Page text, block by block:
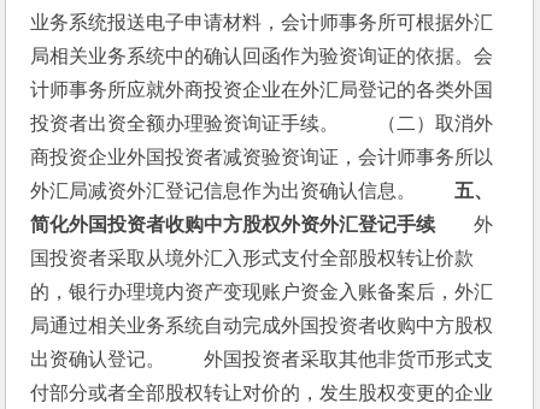
业务系统报送电子申请材料，会计师事务所可根据外汇
局相关业务系统中的确认回函作为验资询证的依据。会
计师事务所应就外商投资企业在外汇局登记的各类外国
投资者出资全额办理验资询证手续。　　（二）取消外
商投资企业外国投资者减资验资询证，会计师事务所以
外汇局减资外汇登记信息作为出资确认信息。 五、
简化外国投资者收购中方股权外资外汇登记手续 外
国投资者采取从境外汇入形式支付全部股权转让价款
的，银行办理境内资产变现账户资金入账备案后，外汇
局通过相关业务系统自动完成外国投资者收购中方股权
出资确认登记。　　外国投资者采取其他非货币形式支
付部分或者全部股权转让对价的，发生股权变更的企业